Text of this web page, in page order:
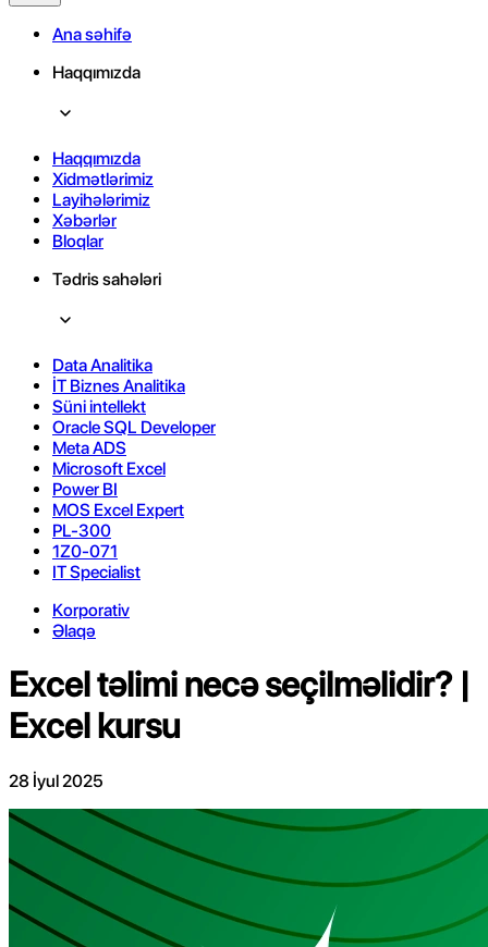
Ana səhifə
Haqqımızda
Haqqımızda
Xidmətlərimiz
Layihələrimiz
Xəbərlər
Bloqlar
Tədris sahələri
Data Analitika
İT Biznes Analitika
Süni intellekt
Oracle SQL Developer
Meta ADS
Microsoft Excel
Power BI
MOS Excel Expert
PL-300
1Z0-071
IT Specialist
Korporativ
Əlaqə
Excel təlimi necə seçilməlidir? |
Excel kursu
28 İyul 2025